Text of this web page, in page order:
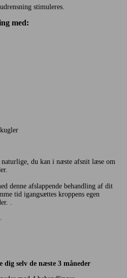
stimuleres.
med:
du kan i næste afsnit læse om
denne afslappende behandling af dit
tid igangsættes kroppens egen
.
selv de næste 3 måneder